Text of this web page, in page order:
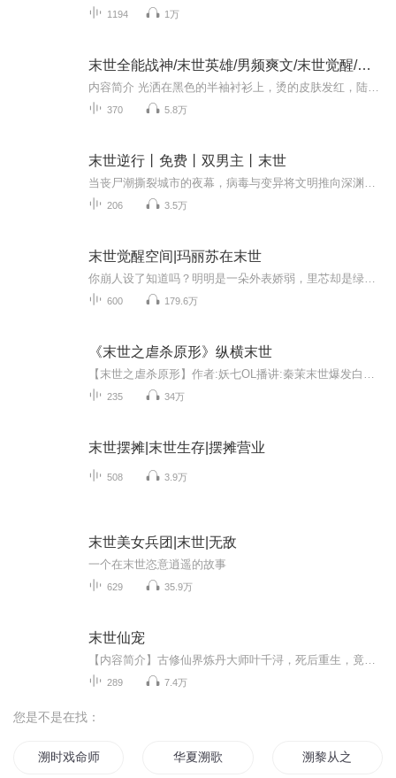
1194 1万
末世全能战神/末世英雄/男频爽文/末世觉醒/战神
370 5.8万
末世逆行丨免费丨双男主丨末世
206 3.5万
末世觉醒空间|玛丽苏在末世
600 179.6万
《末世之虐杀原形》纵横末世
235 34万
末世摆摊|末世生存|摆摊营业
508 3.9万
末世美女兵团|末世|无敌
一个在末世恣意逍遥的故事
629 35.9万
末世仙宠
289 7.4万
您是不是在找：
溯时戏命师 华夏溯歌 溯黎从之